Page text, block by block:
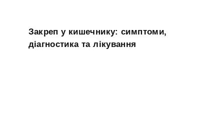
Закреп у кишечнику: симптоми,
діагностика та лікування